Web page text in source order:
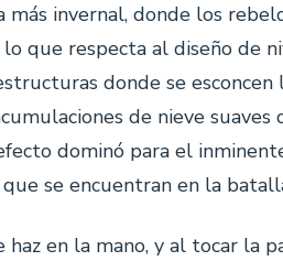
más invernal, donde los
lo que respecta al diseño de
donde se esconcen
de nieve suaves
dominó para el
se encuentran en la
en la mano, y al tocar la